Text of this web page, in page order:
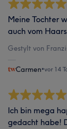
Meine Tochter
auch vom
Gestylt von
Carmen•vor 14
Ich bin mega
gedacht habe!